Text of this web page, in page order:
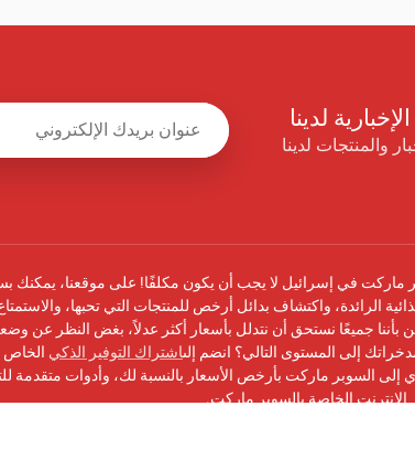
لدينا
والمنتجات لدينا
ماركت في إسرائيل لا يجب أن يكون مكلفًا! على موقعنا، يمكنك
الرائدة، واكتشاف بدائل أرخص للمنتجات التي تحبها،
بأننا جميعًا نستحق أن نتدلل بأسعار أكثر عدلاً، بغض النظر عن
إلى المستوى التالي؟ انضم إلىاشتراك التوفير الذكي الخاص
السوبر ماركت بأرخص الأسعار بالنسبة لك، وأدوات متقدمة
الإنترنت الخاصة بالسوبر ماركت.